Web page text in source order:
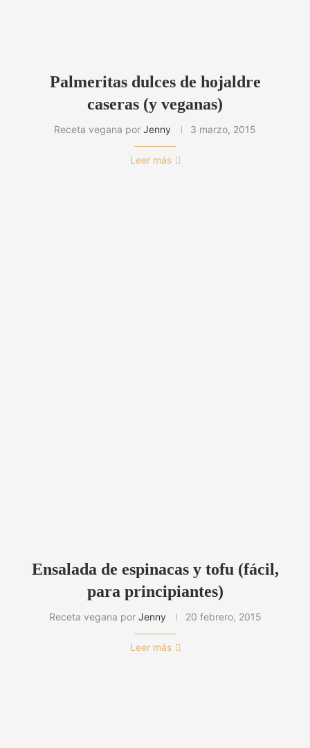
Palmeritas dulces de hojaldre
caseras (y veganas)
Receta vegana por Jenny 3 marzo, 2015
Leer más
Ensalada de espinacas y tofu (fácil,
para principiantes)
Receta vegana por Jenny 20 febrero, 2015
Leer más